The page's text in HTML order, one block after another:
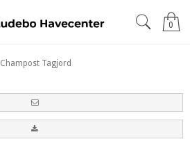
0
Champost Tagjord